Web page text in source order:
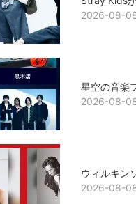
2026-08-
星空の音楽
2026-08-
ウィルキン
2026-08-